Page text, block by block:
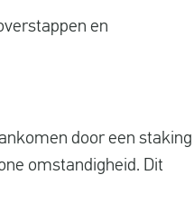
en
door een staking
omstandigheid. Dit